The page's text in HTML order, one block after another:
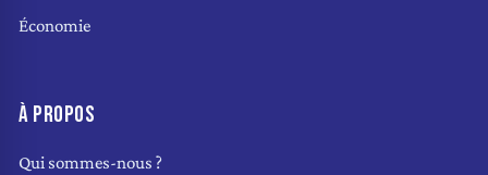
Économie
À PROPOS
Qui sommes-nous ?